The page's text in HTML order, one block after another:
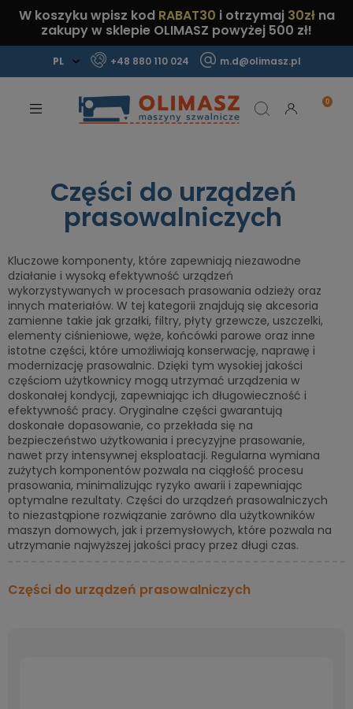
W koszyku wpisz kod RABAT30 i otrzymaj 30złna
zakupy w sklepie OLIMASZ powyżej 500 zł!
+48 880 110 024 m.d@olimasz.pl
Sprawdź!
Części do urządzeń
prasowalniczych
Kluczowe komponenty, które zapewniają niezawodne
działanie i wysoką efektywność urządzeń
wykorzystywanych w procesach prasowania odzieży oraz
innych materiałów. W tej kategorii znajdują się akcesoria
zamienne takie jak grzałki, filtry, płyty grzewcze, uszczelki,
elementy ciśnieniowe, węże, końcówki parowe oraz inne
istotne części, które umożliwiają konserwację, naprawę i
modernizację prasowalnic. Dzięki tym wysokiej jakości
częściom użytkownicy mogą utrzymać urządzenia w
doskonałej kondycji, zapewniając ich długowieczność i
efektywność pracy. Oryginalne części gwarantują
doskonałe dopasowanie, co przekłada się na
bezpieczeństwo użytkowania i precyzyjne prasowanie,
nawet przy intensywnej eksploatacji. Regularna wymiana
zużytych komponentów pozwala na ciągłość procesu
prasowania, minimalizując ryzyko awarii i zapewniając
optymalne rezultaty. Części do urządzeń prasowalniczych
to niezastąpione rozwiązanie zarówno dla użytkowników
maszyn domowych, jak i przemysłowych, które pozwala na
utrzymanie najwyższej jakości pracy przez długi czas.
Części do urządzeń prasowalniczych